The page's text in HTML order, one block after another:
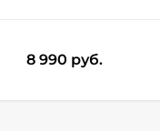
8 990 руб.